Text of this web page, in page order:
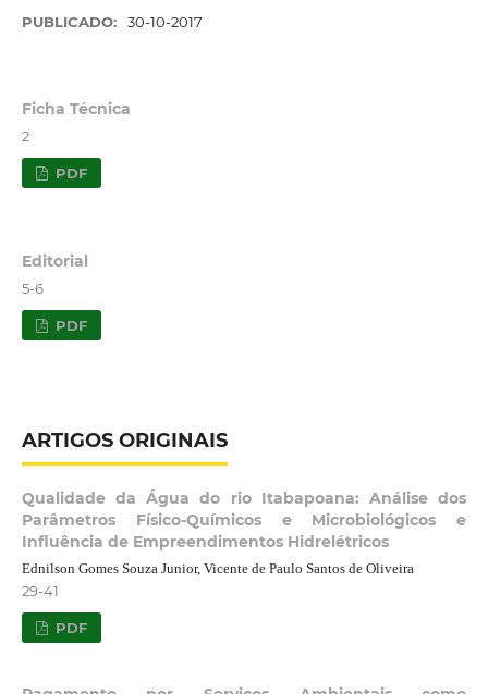
PUBLICADO: 30-10-2017
Ficha Técnica
2
PDF
Editorial
5-6
PDF
ARTIGOS ORIGINAIS
Qualidade da Água do rio Itabapoana: Análise dos
Parâmetros Físico-Químicos e Microbiológicos e
Influência de Empreendimentos Hidrelétricos
Ednilson Gomes Souza Junior, Vicente de Paulo Santos de Oliveira
29-41
PDF